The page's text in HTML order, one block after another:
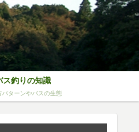
ス釣りの知識
パターンやバスの生態